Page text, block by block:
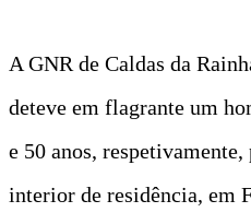
A GNR de Caldas da
deteve em flagrante um
e 50 anos,
interior de residência, em